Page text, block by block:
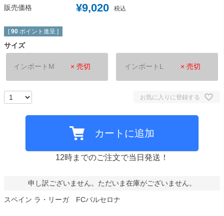
販売価格 ¥9,020 税込
[ 90 ポイント進呈 ]
サイズ
インポートM × 売切 インポートL × 売切
お気に入りに登録する
カートに追加
12時までのご注文で当日発送！
申し訳ございません。ただいま在庫がございません。
スペイン ラ・リーガ FCバルセロナ